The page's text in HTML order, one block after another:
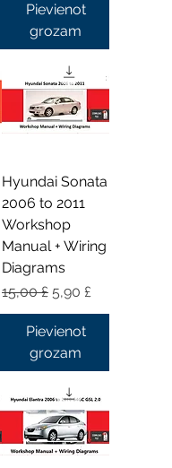
Pievienot
grozam
cena
Hyundai Sonata
2006 to 2011
Workshop
Manual + Wiring
Diagrams
Parastā cena
15,00 £ Izpārdošanas cena
5,90 £
Pievienot
grozam